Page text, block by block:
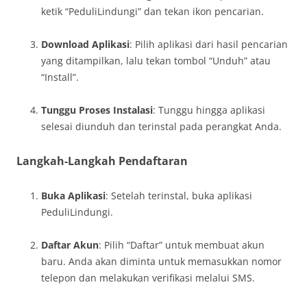
ketik “PeduliLindungi” dan tekan ikon pencarian.
Download Aplikasi: Pilih aplikasi dari hasil pencarian
yang ditampilkan, lalu tekan tombol “Unduh” atau
“Install”.
Tunggu Proses Instalasi: Tunggu hingga aplikasi
selesai diunduh dan terinstal pada perangkat Anda.
Langkah-Langkah Pendaftaran
Buka Aplikasi: Setelah terinstal, buka aplikasi
PeduliLindungi.
Daftar Akun: Pilih “Daftar” untuk membuat akun
baru. Anda akan diminta untuk memasukkan nomor
telepon dan melakukan verifikasi melalui SMS.